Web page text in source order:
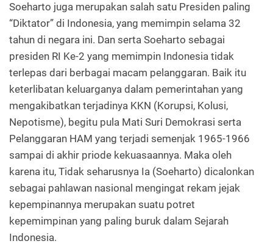
Soeharto juga merupakan salah satu Presiden paling
“Diktator” di Indonesia, yang memimpin selama 32
tahun di negara ini. Dan serta Soeharto sebagai
presiden RI Ke-2 yang memimpin Indonesia tidak
terlepas dari berbagai macam pelanggaran. Baik itu
keterlibatan keluarganya dalam pemerintahan yang
mengakibatkan terjadinya KKN (Korupsi, Kolusi,
Nepotisme), begitu pula Mati Suri Demokrasi serta
Pelanggaran HAM yang terjadi semenjak 1965-1966
sampai di akhir priode kekuasaannya. Maka oleh
karena itu, Tidak seharusnya Ia (Soeharto) dicalonkan
sebagai pahlawan nasional mengingat rekam jejak
kepempinannya merupakan suatu potret
kepemimpinan yang paling buruk dalam Sejarah
Indonesia.